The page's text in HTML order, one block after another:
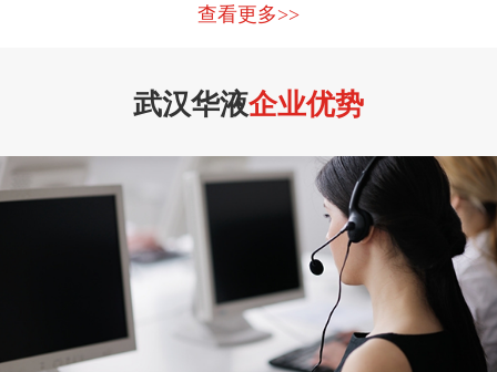
查看更多>>
武汉华液企业优势